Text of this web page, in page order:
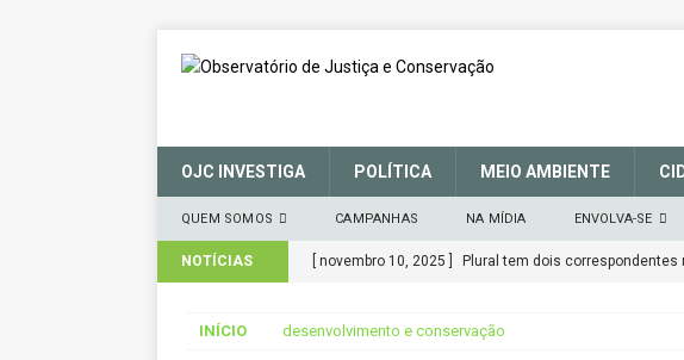
OJC INVESTIGA POLÍTICA MEIO AMBIENTE
QUEM SOMOS CAMPANHAS NA MÍDIA ENVOLVA-SE
NOTÍCIAS [ novembro 10, 2025 ] Plural tem dois correspondentes
(SNUC) – 27 de março de 2025
INÍCIO desenvolvimento e conservação